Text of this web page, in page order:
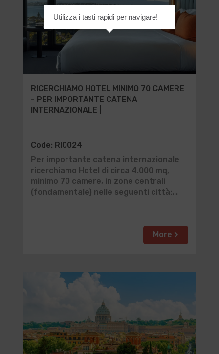
RICERCHIAMO HOTEL MINIMO 70 CAMERE
- PER IMPORTANTE CATENA
INTERNAZIONALE |
Code: RI0024
Per importante catena internazionale
ricerchiamo Hotel di circa 4.000 mq,
minimo 70 camere, in zone centrali
(fondamentale) nelle seguenti città:...
More
Utilizza i tasti rapidi per navigare!